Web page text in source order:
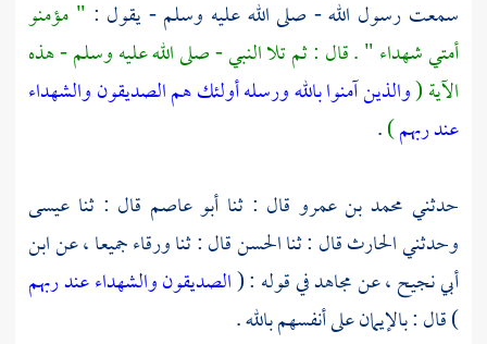
سمعت رسول الله - صلى الله عليه وسلم - يقول : " مؤمنو
أمتي شهداء " . قال : ثم تلا النبي - صلى الله عليه وسلم - هذه
الآية (والذين آمنوا بالله ورسله أولئك هم الصديقون والشهداء
عند ربهم)
.
حدثني محمد بن عمرو قال : ثنا أبو عاصم قال : ثنا عيسى
وحدثنيالحارثقال : ثناالحسنقال : ثناورقاءجميعا ، عنابن
أبي نجيح، عنمجاهدفي قوله : (الصديقون والشهداء عند ربهم
) قال : بالإيمان على أنفسهم بالله .